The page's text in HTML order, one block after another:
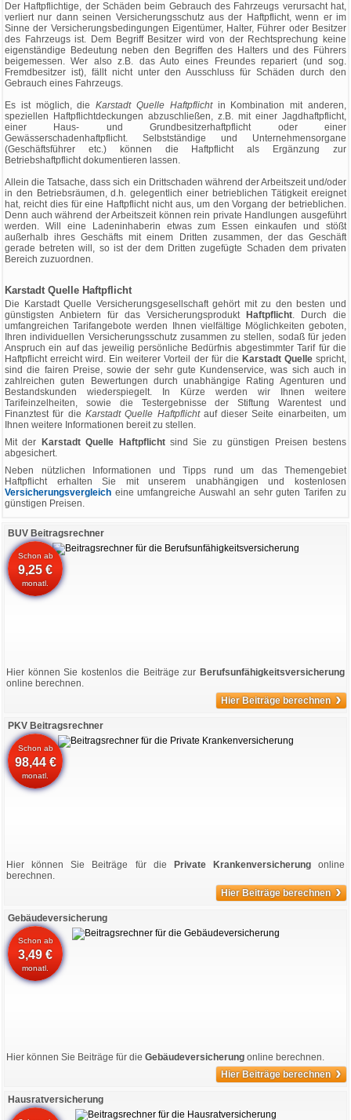
Der Haftpflichtige, der Schäden beim Gebrauch des Fahrzeugs verursacht hat,
verliert nur dann seinen Versicherungsschutz aus der Haftpflicht, wenn er im
Sinne der Versicherungsbedingungen Eigentümer, Halter, Führer oder Besitzer
des Fahrzeugs ist. Dem Begriff Besitzer wird von der Rechtsprechung keine
eigenständige Bedeutung neben den Begriffen des Halters und des Führers
beigemessen. Wer also z.B. das Auto eines Freundes repariert (und sog.
Fremdbesitzer ist), fällt nicht unter den Ausschluss für Schäden durch den
Gebrauch eines Fahrzeugs.
Es ist möglich, dieKarstadt Quelle Haftpflichtin Kombination mit anderen,
speziellen Haftpflichtdeckungen abzuschließen, z.B. mit einer Jagdhaftpflicht,
einer Haus- und Grundbesitzerhaftpflicht oder einer
Gewässerschadenhaftpflicht. Selbstständige und Unternehmensorgane
(Geschäftsführer etc.) können die Haftpflicht als Ergänzung zur
Betriebshaftpflicht dokumentieren lassen.
Allein die Tatsache, dass sich ein Drittschaden während der Arbeitszeit und/oder
in den Betriebsräumen, d.h. gelegentlich einer betrieblichen Tätigkeit ereignet
hat, reicht dies für eine Haftpflicht nicht aus, um den Vorgang der betrieblichen.
Denn auch während der Arbeitszeit können rein private Handlungen ausgeführt
werden. Will eine Ladeninhaberin etwas zum Essen einkaufen und stößt
außerhalb ihres Geschäfts mit einem Dritten zusammen, der das Geschäft
gerade betreten will, so ist der dem Dritten zugefügte Schaden dem privaten
Bereich zuzuordnen.
Karstadt Quelle Haftpflicht
Die Karstadt Quelle Versicherungsgesellschaft gehört mit zu den besten und
günstigsten Anbietern für das Versicherungsprodukt
Haftpflicht. Durch die
umfangreichen Tarifangebote werden Ihnen vielfältige Möglichkeiten geboten,
Ihren individuellen Versicherungsschutz zusammen zu stellen, sodaß für jeden
Anspruch ein auf das jeweilig persönliche Bedürfnis abgestimmter Tarif für die
Haftpflicht erreicht wird. Ein weiterer Vorteil der für die Karstadt Quellespricht,
sind die fairen Preise, sowie der sehr gute Kundenservice, was sich auch in
zahlreichen guten Bewertungen durch unabhängige Rating Agenturen und
Bestandskunden wiederspiegelt. In Kürze werden wir Ihnen weitere
Tarifeinzelheiten, sowie die Testergebnisse der Stiftung Warentest und
Finanztest für die Karstadt Quelle Haftpflichtauf dieser Seite einarbeiten, um
Ihnen weitere Informationen bereit zu stellen.
Mit der
Karstadt Quelle Haftpflichtsind Sie zu günstigen Preisen bestens
abgesichert.
Neben nützlichen Informationen und Tipps rund um das Themengebiet
Haftpflicht erhalten Sie mit unserem unabhängigen und kostenlosen
Versicherungsvergleich eine umfangreiche Auswahl an sehr guten Tarifen zu
günstigen Preisen.
BUV Beitragsrechner
Schon ab
9,25 €
monatl.
Hier können Sie kostenlos die Beiträge zur Berufsunfähigkeitsversicherung
online berechnen.
Hier Beiträge berechnen ›
PKV Beitragsrechner
Schon ab
98,44 €
monatl.
Hier können Sie Beiträge für die Private Krankenversicherungonline
berechnen.
Hier Beiträge berechnen ›
Gebäudeversicherung
Schon ab
3,49 €
monatl.
Hier können Sie Beiträge für die Gebäudeversicherung online berechnen.
Hier Beiträge berechnen ›
Hausratversicherung